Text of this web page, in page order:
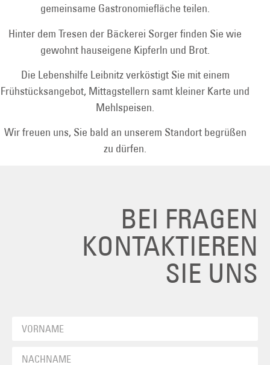
gemeinsame Gastronomiefläche teilen.
Hinter dem Tresen der Bäckerei Sorger finden Sie wie
gewohnt hauseigene Kipferln und Brot.
Die Lebenshilfe Leibnitz verköstigt Sie mit einem
Frühstücksangebot, Mittagstellern samt kleiner Karte und
Mehlspeisen.
Wir freuen uns, Sie bald an unserem Standort begrüßen
zu dürfen.
BEI FRAGEN
KONTAKTIEREN
SIE UNS